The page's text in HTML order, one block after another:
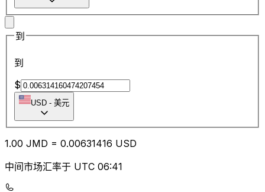
到
到
$
USD - 美元
1.00 JMD = 0.00631416 USD
中间市场汇率于 UTC 06:41